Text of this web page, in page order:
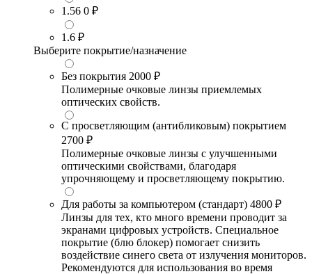
1.56 0 ₽
1.6 ₽
Выберите покрытие/назначение
Без покрытия 2000 ₽
Полимерные очковые линзы приемлемых
оптических свойств.
С просветляющим (антибликовым) покрытием
2700 ₽
Полимерные очковые линзы с улучшенными
оптическими свойствами, благодаря
упрочняющему и просветляющему покрытию.
Для работы за компьютером (стандарт) 4800 ₽
Линзы для тех, кто много времени проводит за
экранами цифровых устройств. Специальное
покрытие (блю блокер) помогает снизить
воздействие синего света от излучения мониторов.
Рекомендуются для использования во время